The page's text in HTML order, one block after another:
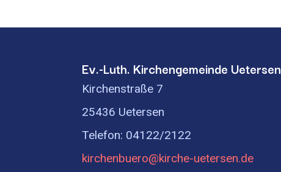
Ev.-Luth. Kirchengemeinde Uetersen
Kirchenstraße 7
25436 Uetersen
Telefon: 04122/2122
kirchenbuero@kirche-uetersen.de